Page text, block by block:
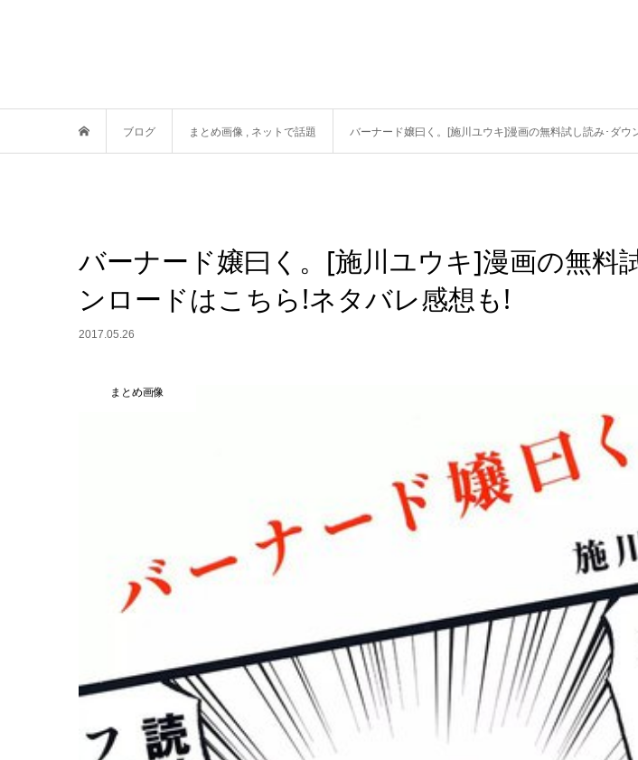
ブログ まとめ画像 , ネットで話題 バーナード嬢曰く。[施川ユウキ]漫画の無料試し読み･ダウ
バーナード嬢曰く。[施川ユウキ]漫画の無料
ンロードはこちら!ネタバレ感想も!
2017.05.26
まとめ画像